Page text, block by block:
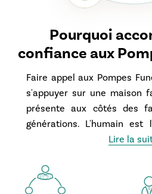
Pourquoi
confiance aux
Faire appel aux Pompes
s'appuyer sur une maison
présente aux côtés des
générations. L'humain
engagement : un conseiller
unique. Nous
tarifaire absolue, via des
Lire la